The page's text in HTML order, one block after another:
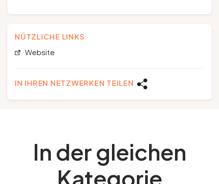
NÜTZLICHE LINKS
Website
IN IHREN NETZWERKEN TEILEN
In der gleichen
Kategorie